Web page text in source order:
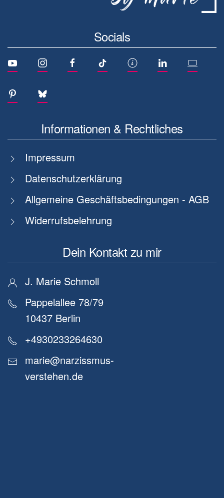
Socials
Informationen & Rechtliches
Impressum
Datenschutzerklärung
Allgemeine Geschäftsbedingungen - AGB
Widerrufsbelehrung
Dein Kontakt zu mir
J. Marie Schmoll
Pappelallee 78/79
10437 Berlin
+4930233264630
marie@narzissmus-
verstehen.de